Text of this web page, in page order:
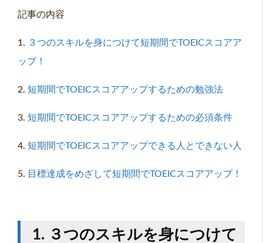
記事の内容
1. ３つのスキルを身につけて短期間でTOEICスコアア
ップ！
2. 短期間でTOEICスコアアップするための勉強法
3. 短期間でTOEICスコアアップするための必須条件
4. 短期間でTOEICスコアアップできる人とできない人
5. 目標達成をめざして短期間でTOEICスコアアップ！
1. ３つのスキルを身につけて